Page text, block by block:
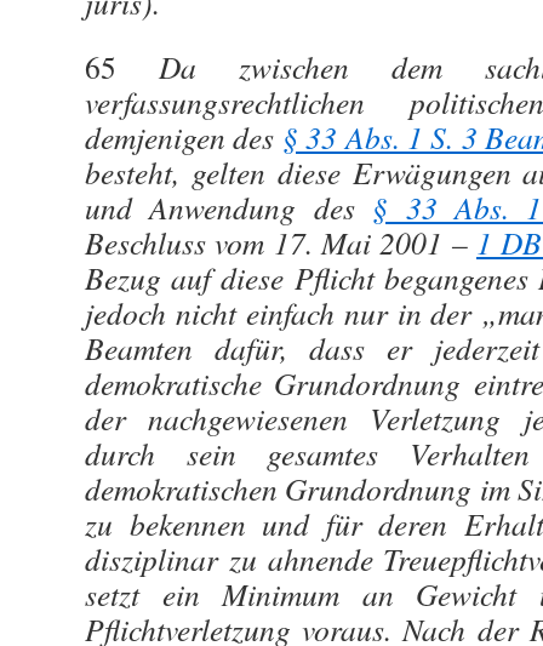
65 Da zwischen dem
verfassungsrechtlichen
demjenigen des § 33 Abs. 1 S. 3
besteht, gelten diese Erwägungen
und Anwendung des § 33 Abs. 1
Beschluss vom 17. Mai 2001 – 1
Bezug auf diese Pflicht begangenes
jedoch nicht einfach nur in der
Beamten dafür, dass er
demokratische Grundordnung
der nachgewiesenen Verletzung
durch sein gesamtes
demokratischen Grundordnung im
zu bekennen und für deren
disziplinar zu ahnende
setzt ein Minimum an Gewicht
Pflichtverletzung voraus. Nach der